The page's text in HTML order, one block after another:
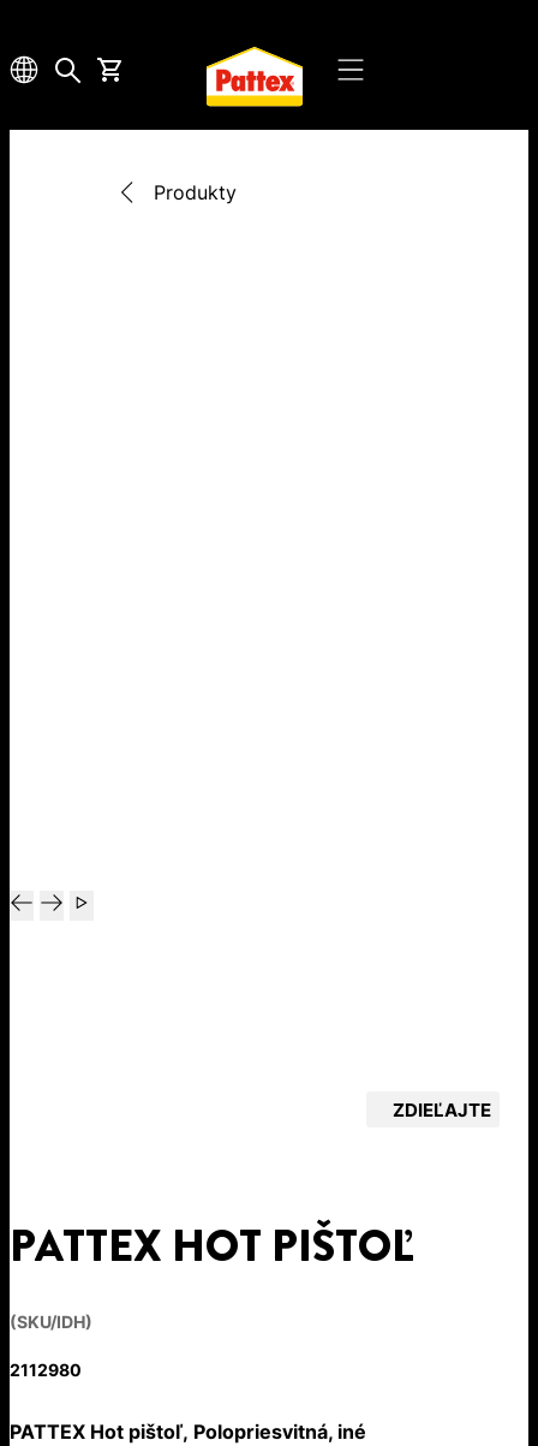
Produkty
ZDIEĽAJTE
PATTEX HOT PIŠTOĽ
(SKU/IDH)
2112980
PATTEX Hot pištoľ, Polopriesvitná, iné